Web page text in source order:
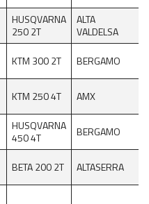
HUSQVARNA
250 2T
ALTA
VALDELSA
KTM 300 2T BERGAMO
KTM 250 4T AMX
HUSQVARNA
450 4T
BERGAMO
BETA 200 2T
ALTASERRA